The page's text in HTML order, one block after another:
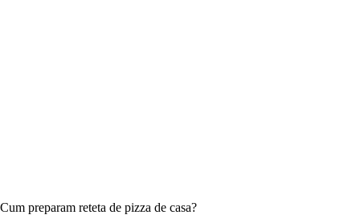
Cum preparam reteta de pizza de casa?